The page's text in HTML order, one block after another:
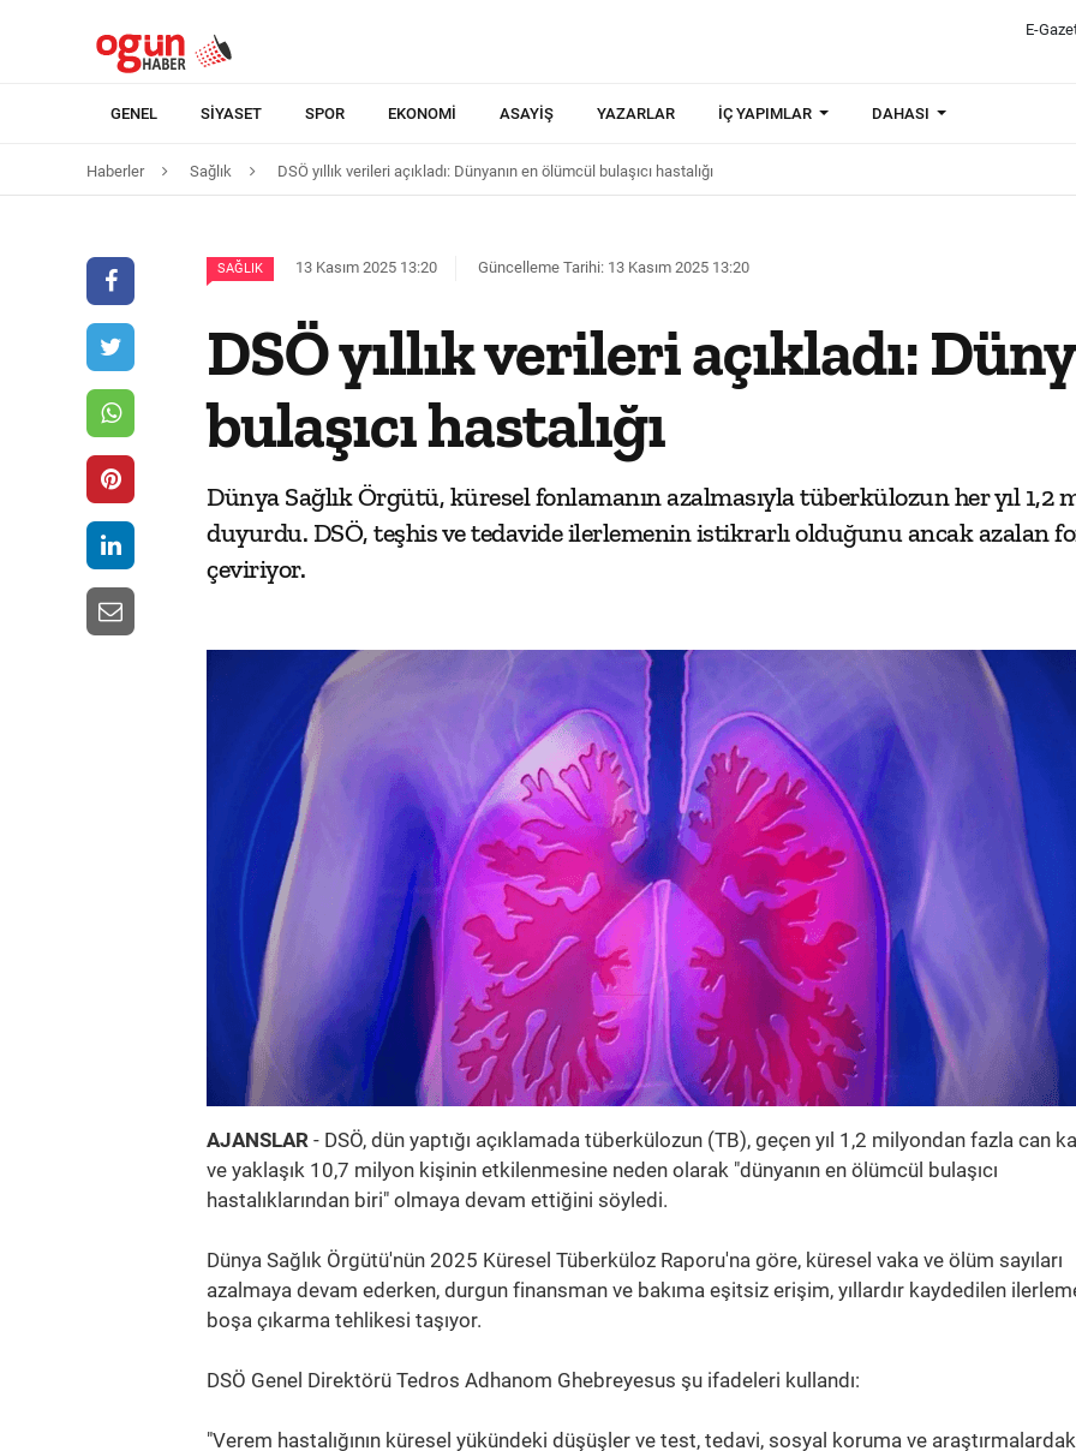
E-
GENEL SIYASET SPOR EKONOMI ASAYIŞ YAZARLAR İÇ YAPIMLAR DAHASI
Haberler Sağlık DSÖ yıllık verileri açıkladı: Dünyanın en ölümcül bulaşıcı hastalığı
SAĞLIK 13 Kasım 2025 13:20 Güncelleme Tarihi: 13 Kasım 2025 13:20
DSÖ yıllık verileri açıkladı:
bulaşıcı hastalığı
Dünya Sağlık Örgütü, küresel fonlamanın azalmasıyla tüberkülozun her yıl
duyurdu. DSÖ, teşhis ve tedavide ilerlemenin istikrarlı olduğunu ancak azalan
çeviriyor.
AJANSLAR - DSÖ, dün yaptığı açıklamada tüberkülozun (TB), geçen yıl 1,2 milyondan fazla can
ve yaklaşık 10,7 milyon kişinin etkilenmesine neden olarak "dünyanın en ölümcül bulaşıcı
hastalıklarından biri" olmaya devam ettiğini söyledi.
Dünya Sağlık Örgütü'nün 2025 Küresel Tüberküloz Raporu'na göre, küresel vaka ve ölüm sayıları
azalmaya devam ederken, durgun finansman ve bakıma eşitsiz erişim, yıllardır kaydedilen
boşa çıkarma tehlikesi taşıyor.
DSÖ Genel Direktörü Tedros Adhanom Ghebreyesus şu ifadeleri kullandı:
"Verem hastalığının küresel yükündeki düşüşler ve test, tedavi, sosyal koruma ve